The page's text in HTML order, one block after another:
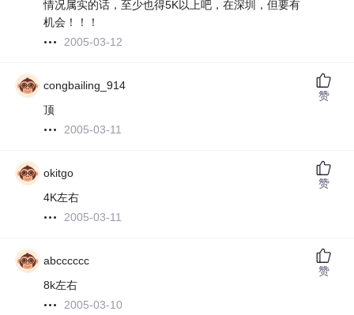
情况属实的话，至少也得5K以上吧，在深圳，但要有
机会！！！
2005-03-12
congbailing_914
顶
2005-03-11
赞
okitgo
4K左右
2005-03-11
赞
abcccccc
8k左右
2005-03-10
赞